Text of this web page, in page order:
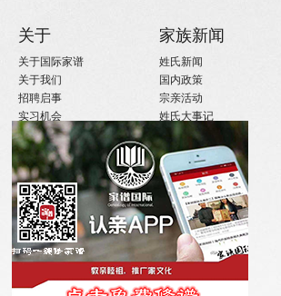
关于
关于国际家谱
关于我们
招聘启事
实习机会
微信订阅
家族新闻
姓氏新闻
国内政策
宗亲活动
姓氏大事记
寻亲咨询